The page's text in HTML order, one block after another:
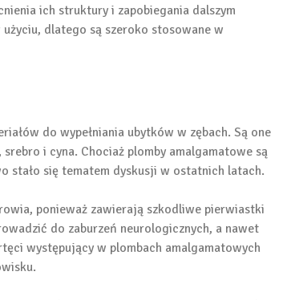
ich struktury i zapobiegania dalszym
dlatego są szeroko stosowane w
do wypełniania ubytków w zębach. Są one
i cyna. Chociaż plomby amalgamatowe są
stało się tematem dyskusji w ostatnich latach.
ponieważ zawierają szkodliwe pierwiastki
do zaburzeń neurologicznych, a nawet
występujący w plombach amalgamatowych